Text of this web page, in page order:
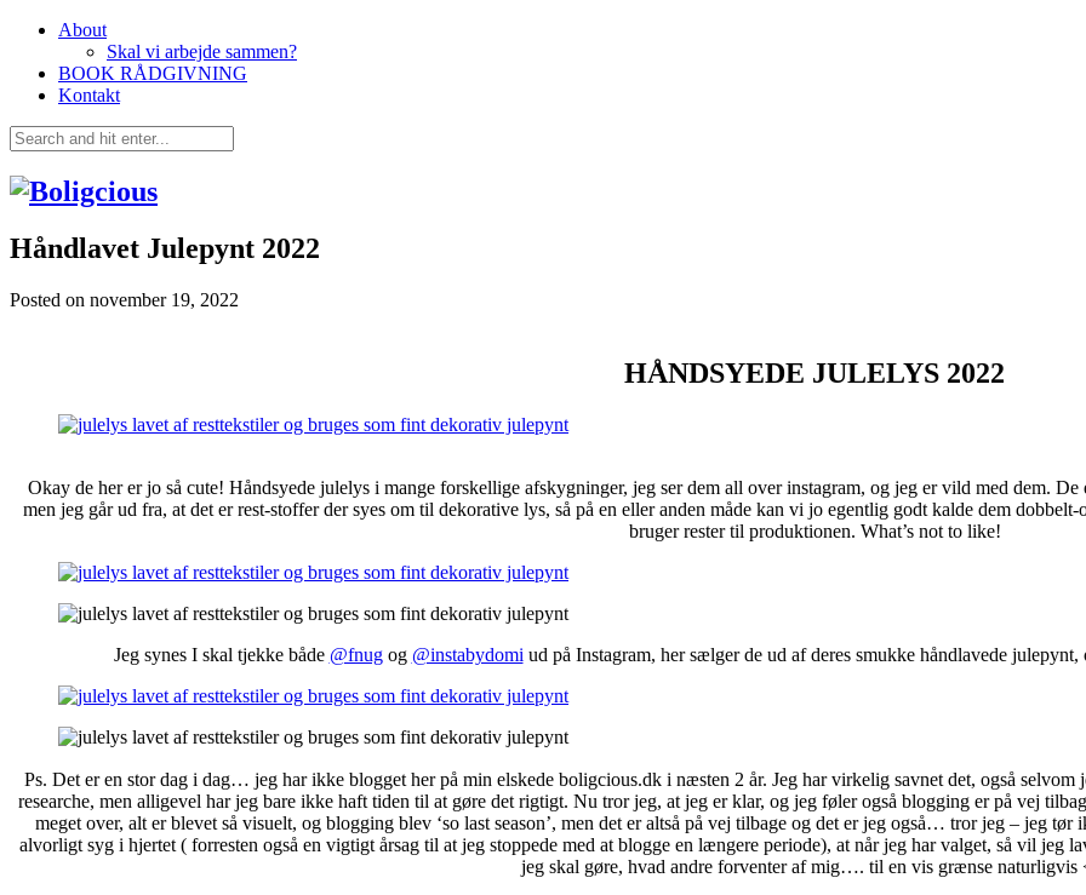
About
Skal vi arbejde sammen?
BOOK RÅDGIVNING
Kontakt
Håndlavet Julepynt 2022
Posted on november 19, 2022
HÅNDSYEDE JULELYS 2022
Okay de her er jo så cute! Håndsyede julelys i mange forskellige afskygninger, jeg ser dem all over instagram, og jeg er vild med dem.
men jeg går ud fra, at det er rest-stoffer der syes om til dekorative lys, så på en eller anden måde kan vi jo egentlig godt kalde dem
bruger rester til produktionen. What’s not to like!
Jeg synes I skal tjekke både @fnugog @instabydomi ud på Instagram, her sælger de ud af deres smukke håndlavede
Ps. Det er en stor dag i dag… jeg har ikke blogget her på min elskede boligcious.dk i næsten 2 år. Jeg har virkelig savnet det, også
researche, men alligevel har jeg bare ikke haft tiden til at gøre det rigtigt. Nu tror jeg, at jeg er klar, og jeg føler også blogging er på vej
meget over, alt er blevet så visuelt, og blogging blev ‘so last season’, men det er altså på vej tilbage og det er jeg også… tror jeg – jeg
alvorligt syg i hjertet ( forresten også en vigtigt årsag til at jeg stoppede med at blogge en længere periode), at når jeg har valget, så vil jeg
jeg skal gøre, hvad andre forventer af mig…. til en vis grænse naturligvis